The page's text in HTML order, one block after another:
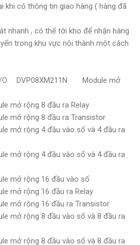
thông tin giao hàng ( hàng đã
nhanh , có thể tới kho để nhận hàng
trong khu vực nội thành một cách
DVP08XM211N
Module mở
mở rộng 8 đầu ra Relay
mở rộng 8 đầu ra Transistor
mở rộng 4 đầu vào số và 4 đầu ra
mở rộng 4 đầu vào số và 4 đầu ra
mở rộng 16 đầu vào số
mở rộng 16 đầu ra Relay
mở rộng 16 đầu ra Transistor
mở rộng 8 đầu vào số và 8 đầu ra
mở rộng 8 đầu vào số và 8 đầu ra